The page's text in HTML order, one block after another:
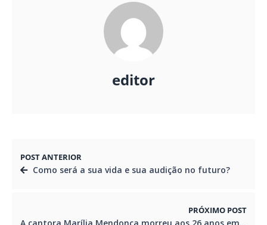
editor
POST ANTERIOR
Como será a sua vida e sua audição no futuro?
PRÓXIMO POST
A cantora Marília Mendonça morreu aos 26 anos em um acidente de avião